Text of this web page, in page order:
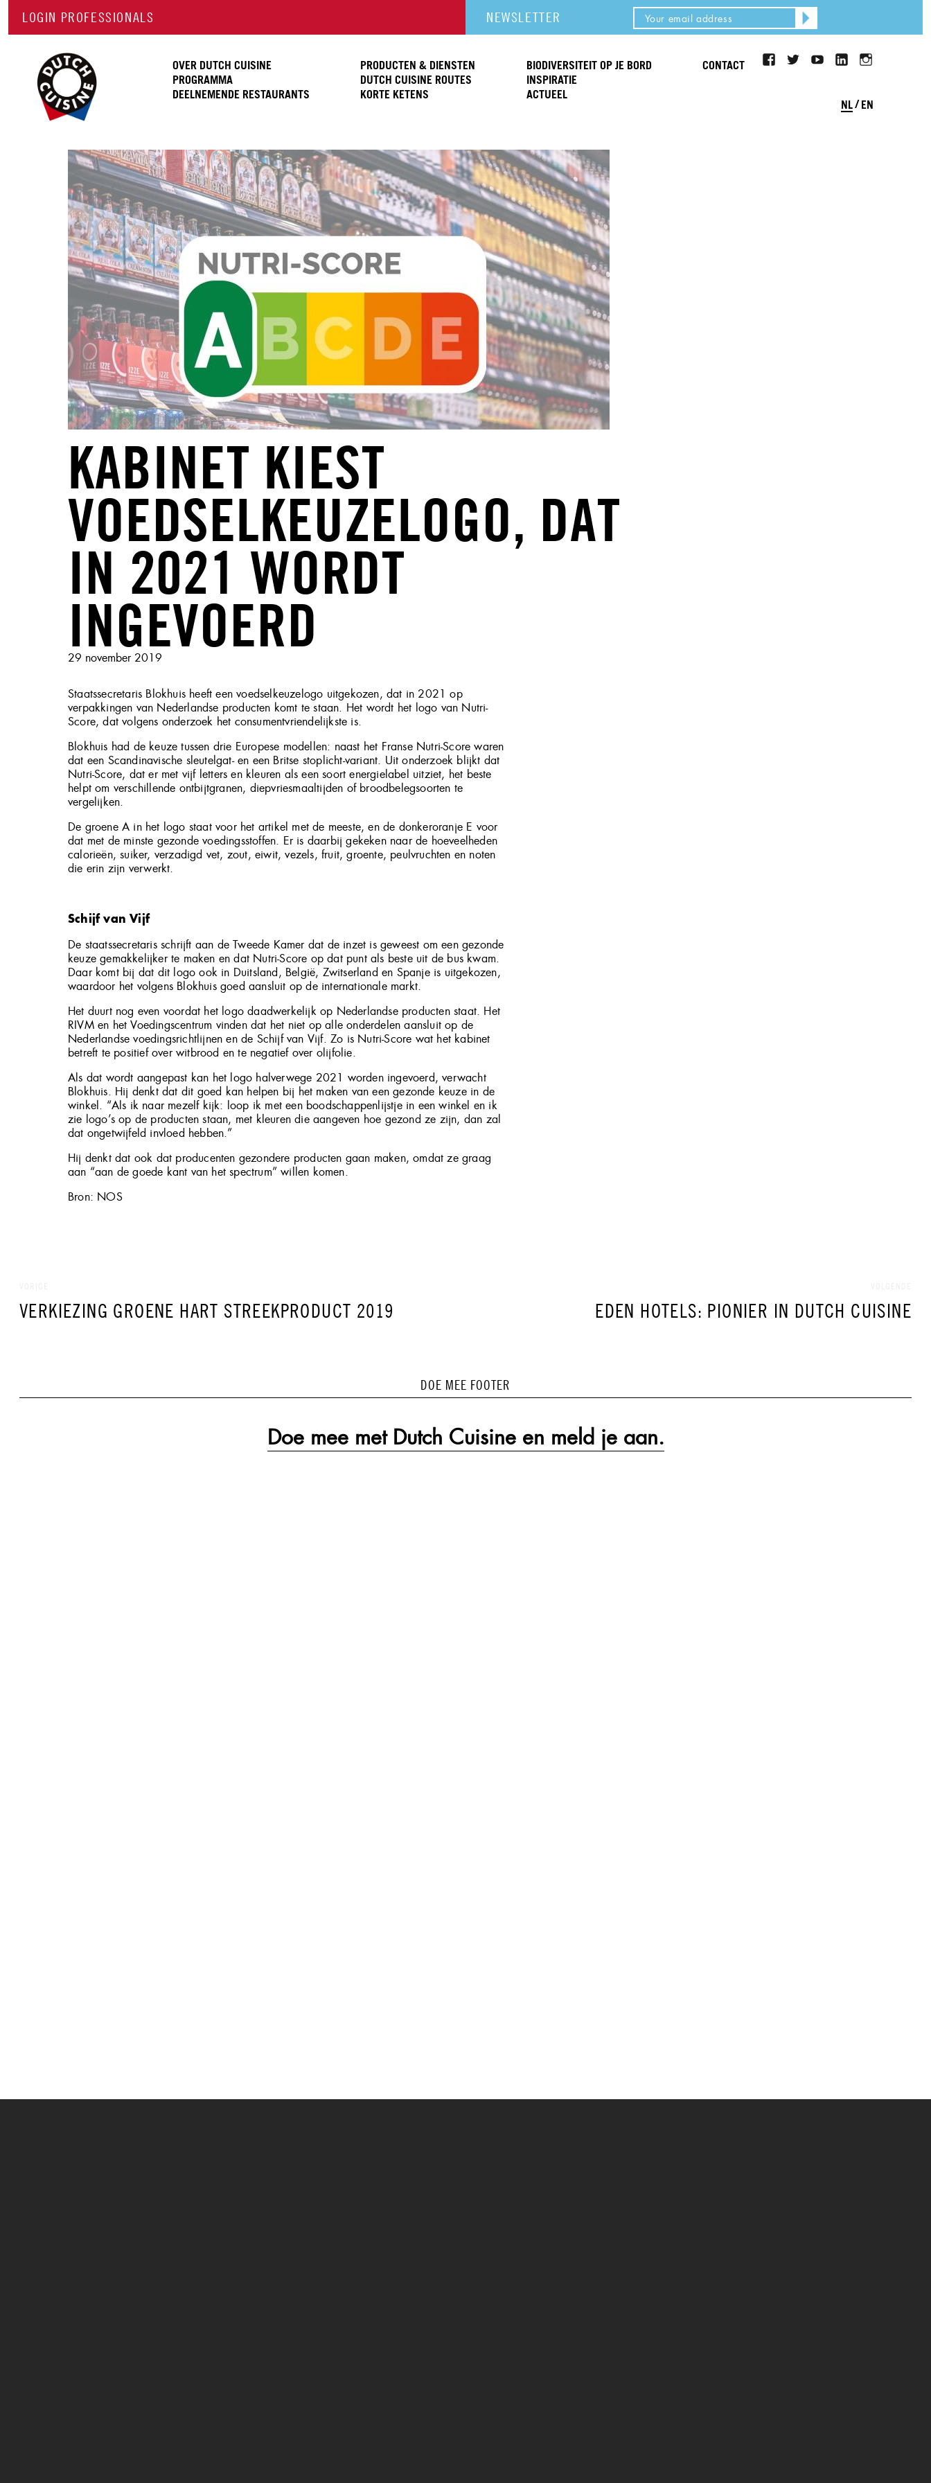
LOGIN PROFESSIONALS NEWSLETTER
OVER DUTCH CUISINE
PROGRAMMA
DEELNEMENDE RESTAURANTS
PRODUCTEN & DIENSTEN
DUTCH CUISINE ROUTES
KORTE KETENS
BIODIVERSITEIT OP JE BORD
INSPIRATIE
ACTUEEL
CONTACT
facebook
twitter youtubeLinkedIn
NL EN
KABINET KIEST
VOEDSELKEUZELOGO, DAT
IN 2021 WORDT
INGEVOERD
Geplaatst
29 november 2019
Staatssecretaris Blokhuis heeft een voedselkeuzelogo uitgekozen, dat in 2021 op
verpakkingen van Nederlandse producten komt te staan. Het wordt het logo van Nutri-
Score, dat volgens onderzoek het consumentvriendelijkste is.
Blokhuis had de keuze tussen drie Europese modellen: naast het Franse Nutri-Score waren
dat een Scandinavische sleutelgat- en een Britse stoplicht-variant. Uit onderzoek blijkt dat
Nutri-Score, dat er met vijf letters en kleuren als een soort energielabel uitziet, het beste
helpt om verschillende ontbijtgranen, diepvriesmaaltijden of broodbelegsoorten te
vergelijken.
De groene A in het logo staat voor het artikel met de meeste, en de donkeroranje E voor
dat met de minste gezonde voedingsstoffen. Er is daarbij gekeken naar de hoeveelheden
calorieën, suiker, verzadigd vet, zout, eiwit, vezels, fruit, groente, peulvruchten en noten
die erin zijn verwerkt.
Schijf van Vijf
De staatssecretaris schrijft aan de Tweede Kamer dat de inzet is geweest om een gezonde
keuze gemakkelijker te maken en dat Nutri-Score op dat punt als beste uit de bus kwam.
Daar komt bij dat dit logo ook in Duitsland, België, Zwitserland en Spanje is uitgekozen,
waardoor het volgens Blokhuis goed aansluit op de internationale markt.
Het duurt nog even voordat het logo daadwerkelijk op Nederlandse producten staat. Het
RIVM en het Voedingscentrum vinden dat het niet op alle onderdelen aansluit op de
Nederlandse voedingsrichtlijnen en de Schijf van Vijf. Zo is Nutri-Score wat het kabinet
betreft te positief over witbrood en te negatief over olijfolie.
Als dat wordt aangepast kan het logo halverwege 2021 worden ingevoerd, verwacht
Blokhuis. Hij denkt dat dit goed kan helpen bij het maken van een gezonde keuze in de
winkel. “Als ik naar mezelf kijk: loop ik met een boodschappenlijstje in een winkel en ik
zie logo’s op de producten staan, met kleuren die aangeven hoe gezond ze zijn, dan zal
dat ongetwijfeld invloed hebben.”
Hij denkt dat ook dat producenten gezondere producten gaan maken, omdat ze graag
aan “aan de goede kant van het spectrum” willen komen.
Bron: NOS
VORIG
BERICHT:
VERKIEZING GROENE HART STREEKPRODUCT 2019 EDEN HOTELS: PIONIER IN DUTCH CUISINE
DOE MEE FOOTER
Doe mee met Dutch Cuisine en meld je aan.